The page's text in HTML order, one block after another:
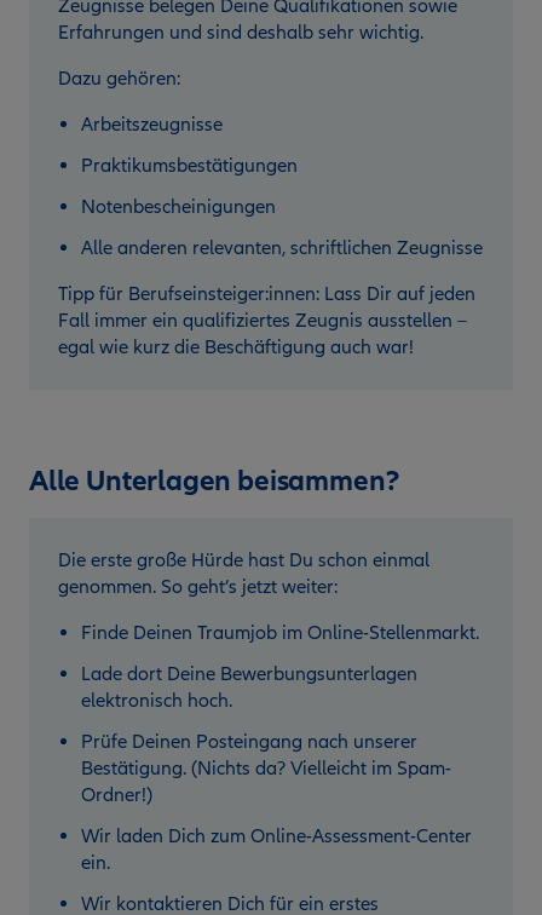
Zeugnisse belegen Deine Qualifikationen sowie
Erfahrungen und sind deshalb sehr wichtig.
Dazu gehören:
Arbeitszeugnisse
Praktikumsbestätigungen
Notenbescheinigungen
Alle anderen relevanten, schriftlichen Zeugnisse
Tipp für Berufseinsteiger:innen: Lass Dir auf jeden
Fall immer ein qualifiziertes Zeugnis ausstellen –
egal wie kurz die Beschäftigung auch war!
Alle Unterlagen beisammen?
Die erste große Hürde hast Du schon einmal
genommen. So geht’s jetzt weiter:
Finde Deinen Traumjob im Online-Stellenmarkt.
Lade dort Deine Bewerbungsunterlagen
elektronisch hoch.
Prüfe Deinen Posteingang nach unserer
Bestätigung. (Nichts da? Vielleicht im Spam-
Ordner!)
Wir laden Dich zum Online-Assessment-Center
ein.
Wir kontaktieren Dich für ein erstes